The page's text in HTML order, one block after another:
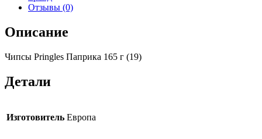
Отзывы (0)
Описание
Чипсы Pringles Паприка 165 г (19)
Детали
Изготовитель Европа